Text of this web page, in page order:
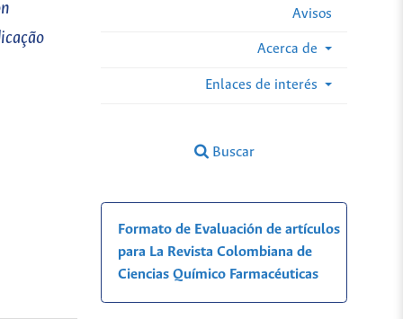
Avisos
Acerca de
Enlaces de interés
Buscar
Formato de Evaluación de artículos
para La Revista Colombiana de
Ciencias Químico Farmacéuticas